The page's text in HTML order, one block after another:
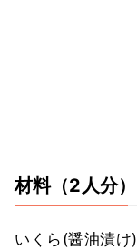
材料（2人分）
いくら(醤油漬け)